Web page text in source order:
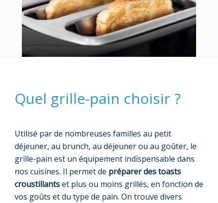
Quel grille-pain choisir ?
Utilisé par de nombreuses familles au petit
déjeuner, au brunch, au déjeuner ou au goûter, le
grille-pain est un équipement indispensable dans
nos cuisines. Il permet de préparer des toasts
croustillantset plus ou moins grillés, en fonction de
vos goûts et du type de pain. On trouve divers